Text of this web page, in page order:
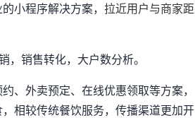
小程序解决方案，拉近用户与商家距
销售转化，大户数分析。
、外卖预定、在线优惠领取等方案，
相较传统餐饮服务，传播渠道更加开